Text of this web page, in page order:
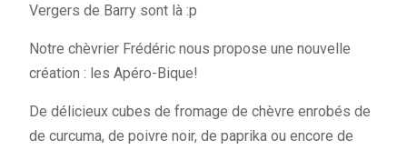
Vergers de Barry sont là :p
Notre chèvrier Frédéric nous propose une nouvelle
création : les Apéro-Bique!
De délicieux cubes de fromage de chèvre enrobés de
de curcuma, de poivre noir, de paprika ou encore de